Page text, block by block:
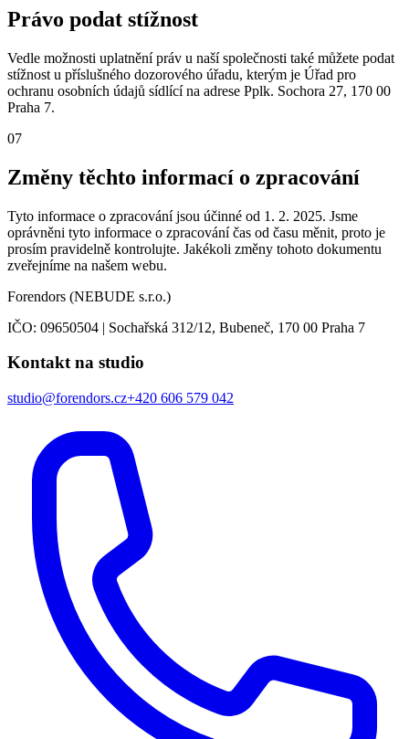
Právo podat stížnost
Vedle možnosti uplatnění práv u naší společnosti také můžete podat
stížnost u příslušného dozorového úřadu, kterým je Úřad pro
ochranu osobních údajů sídlící na adrese Pplk. Sochora 27, 170 00
Praha 7.
07
Změny těchto informací o zpracování
Tyto informace o zpracování jsou účinné od 1. 2. 2025. Jsme
oprávněni tyto informace o zpracování čas od času měnit, proto je
prosím pravidelně kontrolujte. Jakékoli změny tohoto dokumentu
zveřejníme na našem webu.
Forendors (NEBUDE s.r.o.)
IČO: 09650504 | Sochařská 312/12, Bubeneč, 170 00 Praha 7
Kontakt na studio
studio@forendors.cz+420 606 579 042